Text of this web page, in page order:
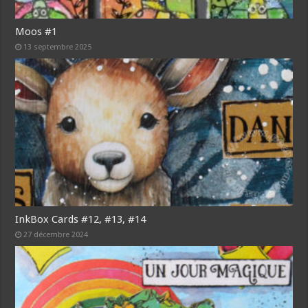
Moos #1
13 septembre 2025
InkBox Cards #12, #13, #14
27 décembre 2024